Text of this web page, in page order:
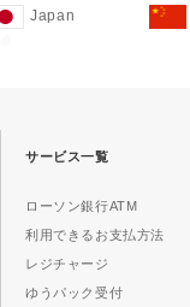
Japan
サービス一覧
ローソン銀行ATM
利用できるお支払方法
レジチャージ
ゆうパック受付